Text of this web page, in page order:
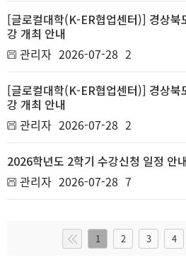
[글로컬대학(K-ER협업센터)] 경상북
강 개최 안내
관리자 2026-07-28 2
[글로컬대학(K-ER협업센터)] 경상북
강 개최 안내
관리자 2026-07-28 2
2026학년도 2학기 수강신청 일정 안
관리자 2026-07-28 7
1 2 3 4